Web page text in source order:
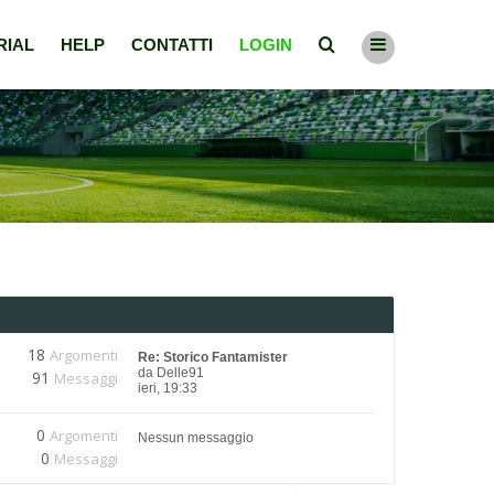
HELP CONTATTI LOGIN
18 Argomenti
91 Messaggi
Re: Storico Fantamister
da Delle91
ieri, 19:33
0 Argomenti
0 Messaggi
Nessun messaggio